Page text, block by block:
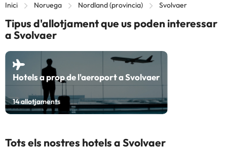
Inici Noruega Nordland (provincia) Svolvaer
Tipus d'allotjament que us poden interessar
a Svolvaer
Hotels a prop de l'aeroport a Svolvaer
14allotjaments
Tots els nostres hotels a Svolvaer